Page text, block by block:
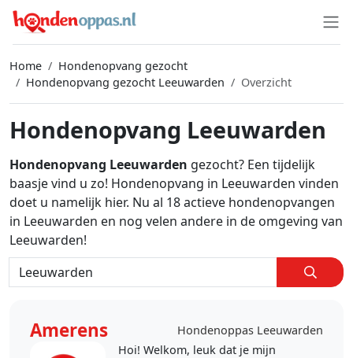
Home
Hondenopvang gezocht
Hondenopvang gezocht Leeuwarden
Overzicht
Hondenopvang Leeuwarden
Hondenopvang Leeuwarden gezocht? Een tijdelijk
baasje vind u zo! Hondenopvang in Leeuwarden vinden
doet u namelijk hier. Nu al 18 actieve hondenopvangen
in Leeuwarden en nog velen andere in de omgeving van
Leeuwarden!
Amerens
Hondenoppas Leeuwarden
Hoi! Welkom, leuk dat je mijn